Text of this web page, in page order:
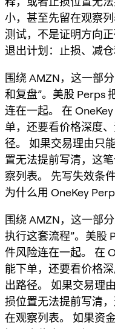
小，甚至先留在观察
测试，不是证明方向正
退出计划：止损、减
围绕 AMZN，这一部
和复盘”。美股 Perps
连在一起。 在
单，还要看价格深度
径。 如果交易理由只
置无法提前写清，这
察列表。 先写失效条
为什么用 OneKey
围绕 AMZN，这一部
执行这套流程”。美股
件风险连在一起。 在
能下单，还要看价格
出路径。 如果交易理
损位置无法提前写清
在观察列表。 如果资